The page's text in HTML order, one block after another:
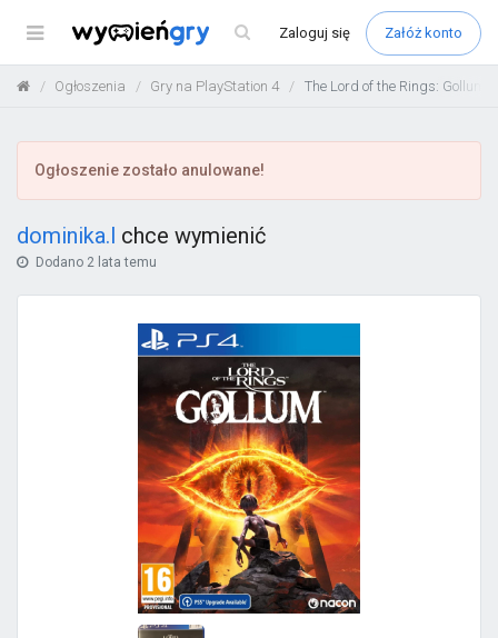
Menu Zaloguj się Załóż konto
Ogłoszenia Gry na PlayStation 4 The Lord of the Rings: Gollum
Ogłoszenie zostało anulowane!
dominika.l chce wymienić
Dodano 2 lata temu